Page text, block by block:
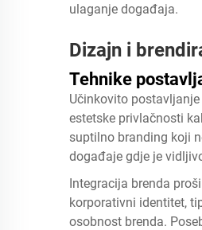
ulaganje događaja.
Dizajn i
Tehnike
Učinkovito
estetske privlačnosti
suptilno branding koji
događaje gdje je
Integracija brenda
korporativni identitet,
osobnost brenda.